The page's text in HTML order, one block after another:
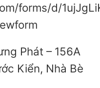
forms/d/
Phát – 156A
Kiển, Nhà Bè